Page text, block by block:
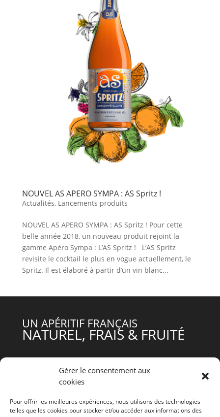
Gérer le consentement aux
cookies
Pour offrir les meilleures expériences, nous utilisons des technologies
telles que les cookies pour stocker et/ou accéder aux informations des
NOUVEL AS APERO SYMPA : AS Spritz !
Actualités, Lancements produits
NOUVEL AS APERO SYMPA : AS Spritz ! Pour cette
belle année 2018, un nouveau produit rejoint la
gamme Apéro Sympa : L’AS Spritz ! L’AS Spritz
revisite le cocktail le plus en vogue actuellement, le
Spritz. Il est élaboré à partir d’un vin blanc...
UN APÉRITIF FRANÇAIS
NATUREL, FRAIS & FRUITÉ
NOS PRODUITS
L’INSTANT A.S
QUOI DE NEUF ?